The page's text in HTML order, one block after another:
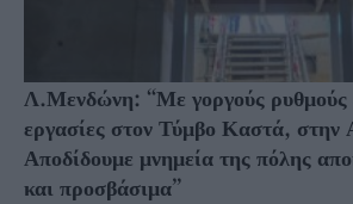
Λ.Μενδώνη: “Με γοργούς ρυθμούς
εργασίες στον Τύμβο Καστά, στην
Αποδίδουμε μνημεία της πόλης
και προσβάσιμα”